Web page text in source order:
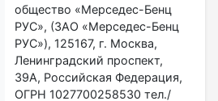
общество «Мерседес-Бенц
РУС», (ЗАО «Мерседес-Бенц
РУС»), 125167, г. Москва,
Ленинградский проспект,
39А, Российская Федерация,
ОГРН 1027700258530 тел./